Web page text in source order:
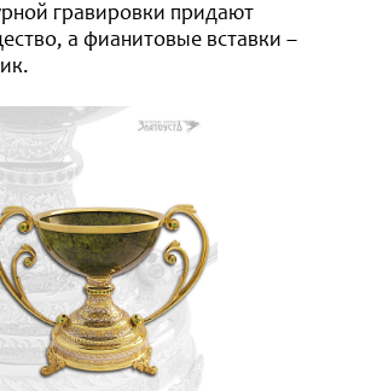
гравировки придают
а фианитовые вставки –